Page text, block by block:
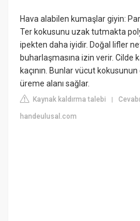
Hava alabilen kumaşlar giyin:
Ter kokusunu uzak tutmakta
ipekten daha iyidir. Doğal lifler
buharlaşmasına izin verir. Cilde
kaçının. Bunlar vücut
üreme alanı sağlar.
Kaynak kaldırma talebi |
handeulusal.com